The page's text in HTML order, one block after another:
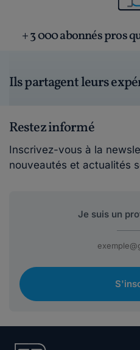
+ 3 000 abonnés pros
Ils partagent leurs
Restez informé
Inscrivez-vous à la
nouveautés et actualités